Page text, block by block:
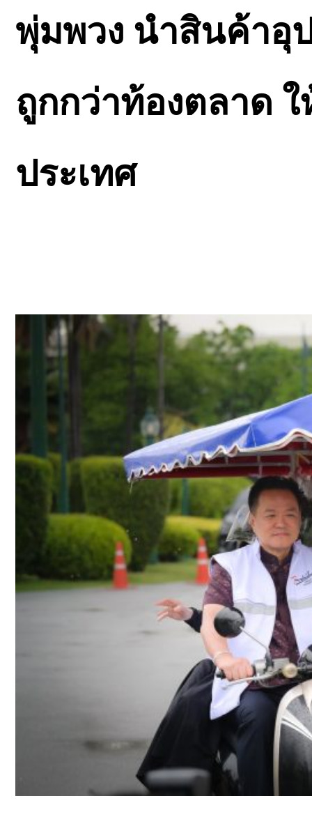
พุ่มพวง นำสินค้าอุ
ถูกกว่าท้องตลาด
ประเทศ